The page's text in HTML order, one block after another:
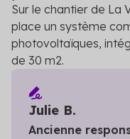
Sur le chantier de La
place un système
photovoltaïques,
de 30 m2.
Julie B.
Ancienne